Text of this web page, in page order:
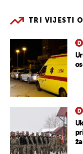
TRI VIJESTI